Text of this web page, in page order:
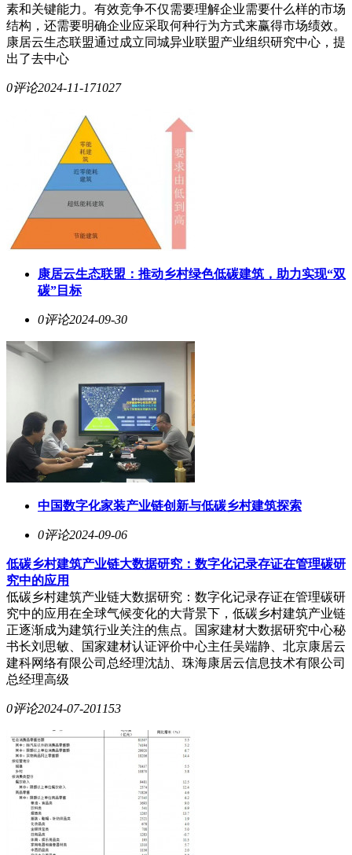
素和关键能力。有效竞争不仅需要理解企业需要什么样的市场
结构，还需要明确企业应采取何种行为方式来赢得市场绩效。
康居云生态联盟通过成立同城异业联盟产业组织研究中心，提
出了去中心
0评论2024-11-171027
康居云生态联盟：推动乡村绿色低碳建筑，助力实现“双
碳”目标
0评论2024-09-30
中国数字化家装产业链创新与低碳乡村建筑探索
0评论2024-09-06
低碳乡村建筑产业链大数据研究：数字化记录存证在管理碳研
究中的应用
低碳乡村建筑产业链大数据研究：数字化记录存证在管理碳研
究中的应用在全球气候变化的大背景下，低碳乡村建筑产业链
正逐渐成为建筑行业关注的焦点。国家建材大数据研究中心秘
书长刘思敏、国家建材认证评价中心主任吴端静、北京康居云
建科网络有限公司总经理沈劼、珠海康居云信息技术有限公司
总经理高级
0评论2024-07-201153